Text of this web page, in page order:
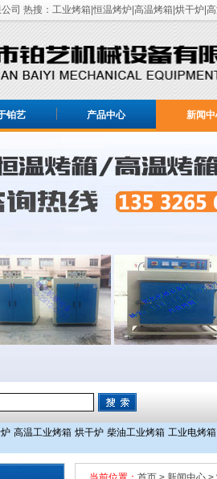
司 热搜：工业烤箱|恒温烤炉|高温烤箱|烘干炉|
铂艺 产品中心 新闻
高温工业烤箱 烘干炉 柴油工业烤箱 工业电烤箱